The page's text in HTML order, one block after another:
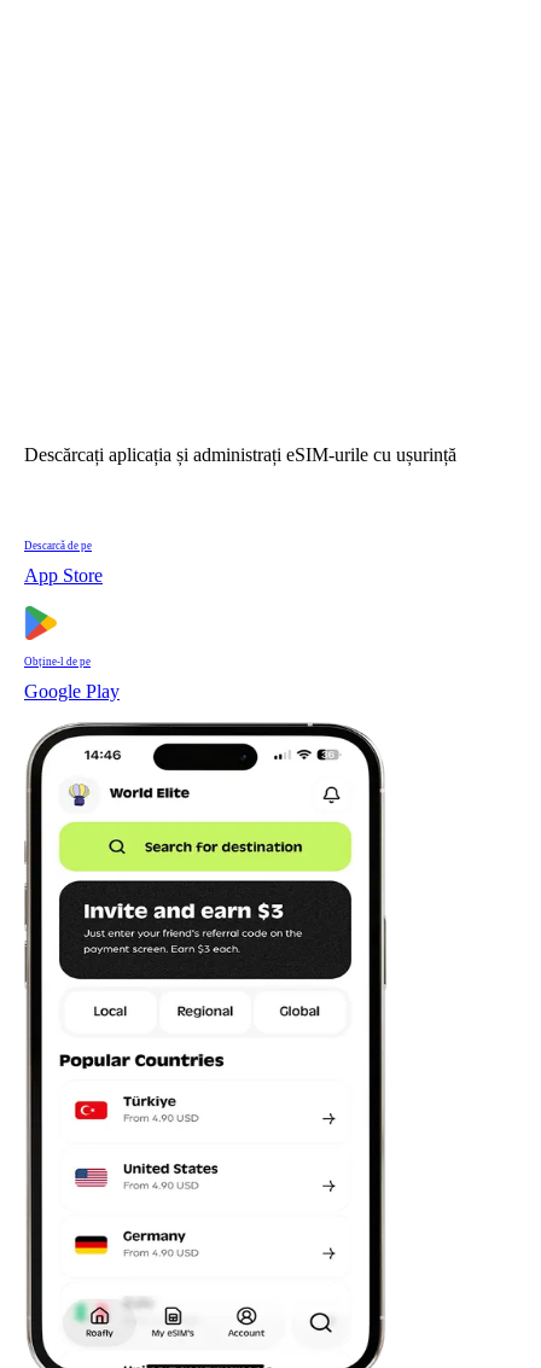
Descărcați aplicația și administrați eSIM-urile cu ușurință
Descarcă de pe
App Store
Obține-l de pe
Google Play